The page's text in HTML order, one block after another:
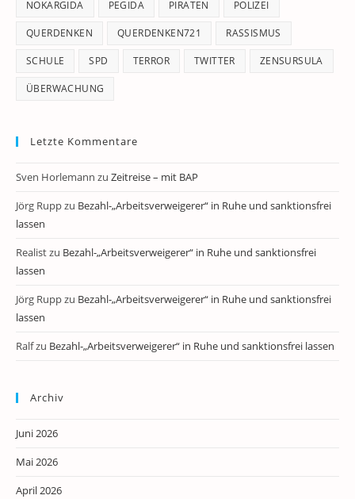
NOKARGIDA PEGIDA PIRATEN POLIZEI
QUERDENKEN QUERDENKEN721 RASSISMUS
SCHULE SPD TERROR TWITTER ZENSURSULA
ÜBERWACHUNG
Letzte Kommentare
Sven Horlemann zu Zeitreise – mit BAP
Jörg Ruppzu Bezahl-„Arbeitsverweigerer“ in Ruhe und sanktionsfrei
lassen
Realistzu Bezahl-„Arbeitsverweigerer“ in Ruhe und sanktionsfrei
lassen
Jörg Ruppzu Bezahl-„Arbeitsverweigerer“ in Ruhe und sanktionsfrei
lassen
Ralfzu Bezahl-„Arbeitsverweigerer“ in Ruhe und sanktionsfrei lassen
Archiv
Juni 2026
Mai 2026
April 2026